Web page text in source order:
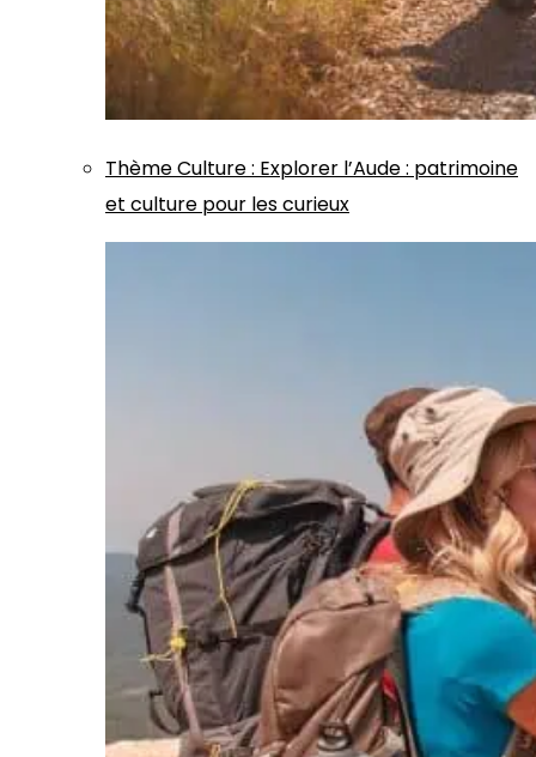
ThèmeCulture: Explorer l’Aude : patrimoine
et culture pour les curieux